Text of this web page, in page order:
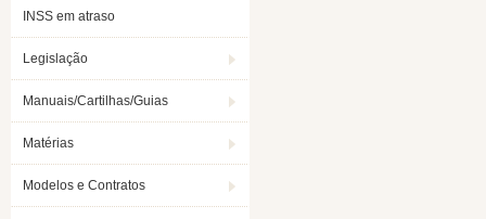
INSS em atraso
Legislação
Manuais/Cartilhas/Guias
Matérias
Modelos e Contratos